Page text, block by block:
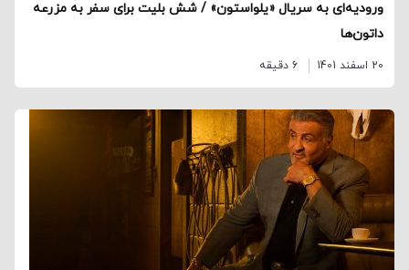
ورودیه‌ای به سریال «یلواستون» / شش بلیت برای سفر به مزرعه
داتون‌ها
20 اسفند 1401 6 دقیقه